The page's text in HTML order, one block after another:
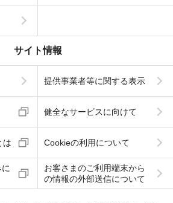
サイト情報
提供事業者等に関する表示
健全なサービスに向けて
は Cookieの利用について
お客さまのご利用端末から
の情報の外部送信について